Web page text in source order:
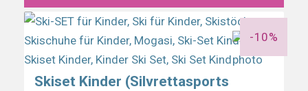
-10%
Skiset Kinder (Silvrettasports